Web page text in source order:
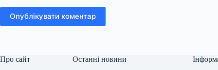
Опублікувати коментар
Про сайт Останні новини